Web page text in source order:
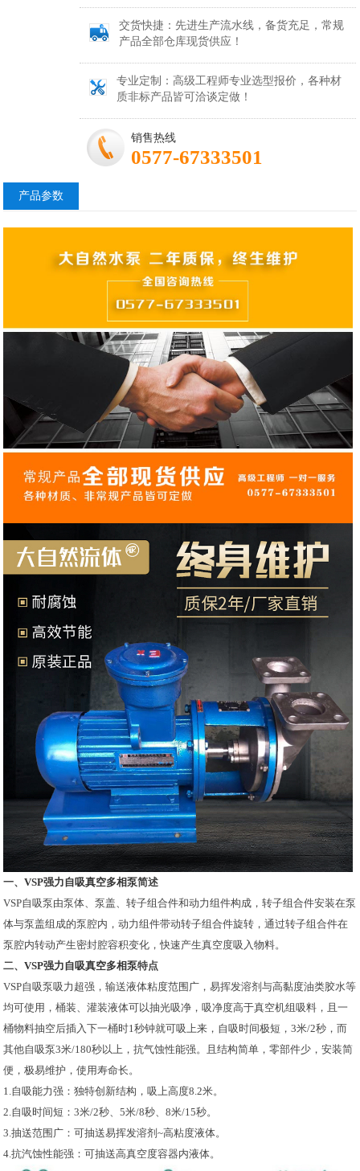
交货快捷：先进生产流水线，备货充足，常规
产品全部仓库现货供应！
专业定制：高级工程师专业选型报价，各种材
质非标产品皆可洽谈定做！
销售热线
0577-67333501
产品参数
一、VSP强力自吸真空多相泵简述
VSP自吸泵由泵体、泵盖、转子组合件和动力组件构成，转子组合件安装在泵
体与泵盖组成的泵腔内，动力组件带动转子组合件旋转，通过转子组合件在
泵腔内转动产生密封腔容积变化，快速产生真空度吸入物料。
二、VSP强力自吸真空多相泵特点
VSP自吸泵吸力超强，输送液体粘度范围广，易挥发溶剂与高黏度油类胶水等
均可使用，桶装、灌装液体可以抽光吸净，吸净度高于真空机组吸料，且一
桶物料抽空后插入下一桶时1秒钟就可吸上来，自吸时间极短，3米/2秒，而
其他自吸泵3米/180秒以上，抗气蚀性能强。且结构简单，零部件少，安装简
便，极易维护，使用寿命长。
1.自吸能力强：独特创新结构，吸上高度8.2米。
2.自吸时间短：3米/2秒、5米/8秒、8米/15秒。
3.抽送范围广：可抽送易挥发溶剂~高粘度液体。
4.抗汽蚀性能强：可抽送高真空度容器内液体。